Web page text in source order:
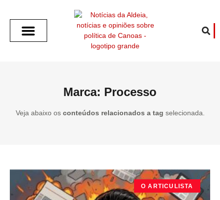
Marca: Processo
Veja abaixo os conteúdos relacionados a tag selecionada.
O ARTICULISTA